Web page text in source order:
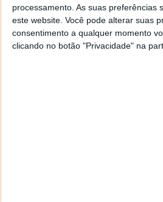
processamento. As suas preferências
este website. Você pode alterar suas
consentimento a qualquer momento
clicando no botão "Privacidade" na